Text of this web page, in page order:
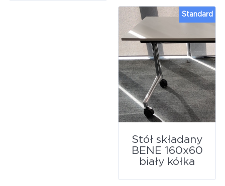
Standard
Stół składany
BENE 160x60
biały kółka